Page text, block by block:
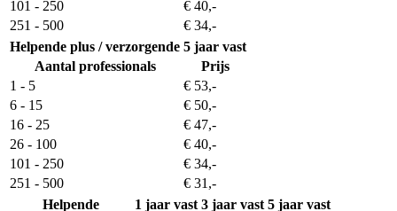
101 - 250
€ 40,-
251 - 500
€ 34,-
Helpende plus / verzorgende 5 jaar vast
Aantal professionals
Prijs
1 - 5
€ 53,-
6 - 15
€ 50,-
16 - 25
€ 47,-
26 - 100
€ 40,-
101 - 250
€ 34,-
251 - 500
€ 31,-
Helpende
1 jaar vast 3 jaar vast 5 jaar vast